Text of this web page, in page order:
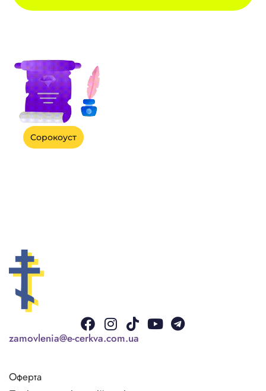
Сорокоуст
Facebook
Instagram
TiktokYoutubeTelegram
zamovlenia@e-cerkva.com.ua
Оферта